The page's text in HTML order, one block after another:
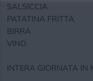
SALSICCIA
PATATINA FRITTA
BIRRA
VINO
INTERA GIORNATA IN